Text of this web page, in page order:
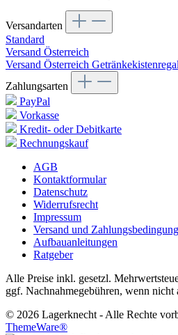
Versandarten
Standard
Versand Österreich
Versand Österreich Getränkekistenregal
Zahlungsarten
PayPal
Vorkasse
Kredit- oder Debitkarte
Rechnungskauf
AGB
Kontaktformular
Datenschutz
Widerrufsrecht
Impressum
Versand und
Aufbauanleitungen
Ratgeber
Alle Preise inkl. gesetzl.
ggf. Nachnahmegebühren, wenn nicht
© 2026 Lagerknecht - Alle Rechte
ThemeWare®